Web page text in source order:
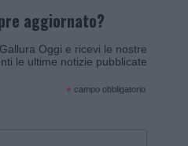
aggiornato?
Oggi e ricevi le nostre
le ultime notizie pubblicate
* campo obbligatorio